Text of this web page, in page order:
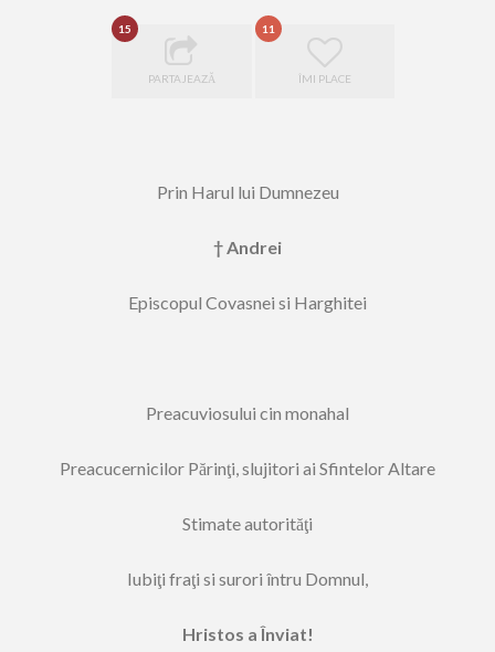
15
PARTAJEAZĂ
11
ÎMI PLACE
Prin Harul lui Dumnezeu
† Andrei
Episcopul Covasnei si Harghitei
Preacuviosului cin monahal
Preacucernicilor Părinţi, slujitori ai Sfintelor Altare
Stimate autorităţi
Iubiţi fraţi si surori întru Domnul,
Hristos a Înviat!